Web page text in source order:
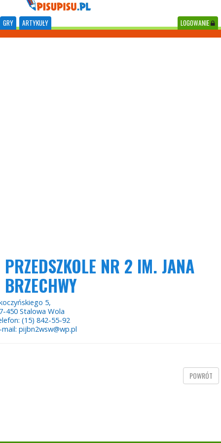
GRY ARTYKUŁY LOGOWANIE
PRZEDSZKOLE NR 2 IM. JANA
BRZECHWY
5,
450 Stalowa Wola
(15) 842-55-92
pijbn2wsw@wp.pl
POWRÓT